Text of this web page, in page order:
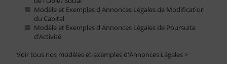
Modèle et Exemples d'Annonces Légales de Modification
du Capital
Modèle et Exemples d'Annonces Légales de Poursuite
d’Activité
Voir tous nos modèles et exemples d'Annonces Légales >